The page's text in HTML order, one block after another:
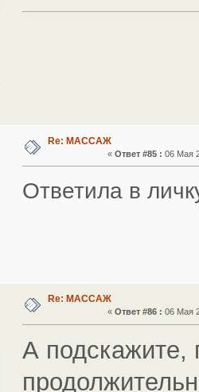
Re: МАССАЖ
«Ответ #85 : 06 Мая
Ответила в
Re: МАССАЖ
«Ответ #86 : 06 Мая
А подскажите,